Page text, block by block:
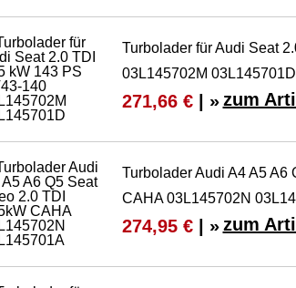
Turbolader für Audi Seat
03L145702M 03L145701D
271,66 €| » zum
Turbolader Audi A4 A5 A6
CAHA 03L145702N
274,95 €| » zum